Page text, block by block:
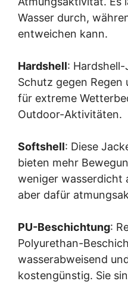
Wasser durch,
entweichen kann.
Hardshell:
Schutz gegen Regen
für extreme
Outdoor-Aktivitäten.
Softshell: Diese
bieten mehr
weniger wasserdicht
aber dafür
PU-Beschichtung:
Polyurethan-
wasserabweisend
kostengünstig. Sie